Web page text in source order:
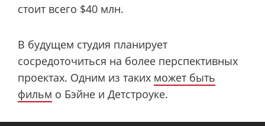
стоит всего $40 млн.
В будущем студия планирует
сосредоточиться на более перспективных
проектах. Одним из таких может быть
фильм о Бэйне и Детстроуке.